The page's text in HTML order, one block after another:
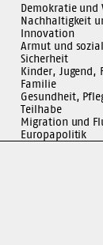
Demokratie und
Nachhaltigkeit
Innovation
Armut und
Sicherheit
Kinder, Jugend,
Familie
Gesundheit,
Teilhabe
Migration und
Europapolitik